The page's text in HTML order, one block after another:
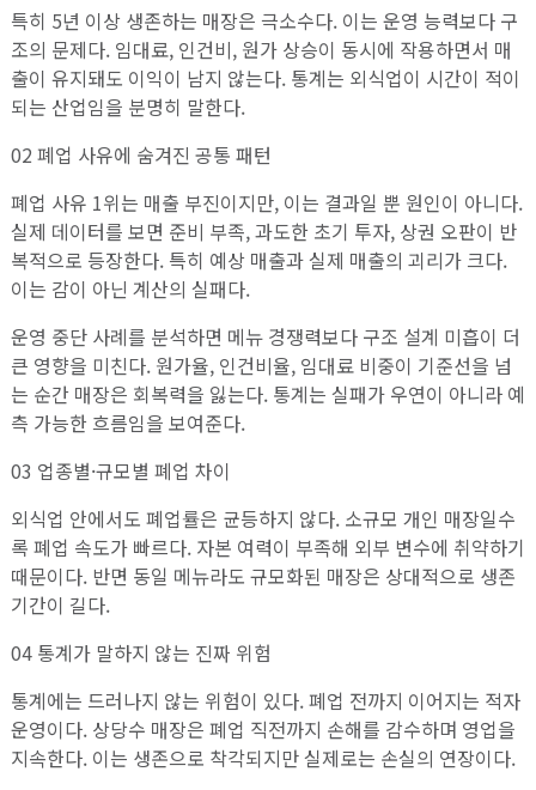
특히 5년 이상 생존하는 매장은 극소수다. 이는 운영 능력보다 구
조의 문제다. 임대료, 인건비, 원가 상승이 동시에 작용하면서 매
출이 유지돼도 이익이 남지 않는다. 통계는 외식업이 시간이 적이
되는 산업임을 분명히 말한다.
02 폐업 사유에 숨겨진 공통 패턴
폐업 사유 1위는 매출 부진이지만, 이는 결과일 뿐 원인이 아니다.
실제 데이터를 보면 준비 부족, 과도한 초기 투자, 상권 오판이 반
복적으로 등장한다. 특히 예상 매출과 실제 매출의 괴리가 크다.
이는 감이 아닌 계산의 실패다.
운영 중단 사례를 분석하면 메뉴 경쟁력보다 구조 설계 미흡이 더
큰 영향을 미친다. 원가율, 인건비율, 임대료 비중이 기준선을 넘
는 순간 매장은 회복력을 잃는다. 통계는 실패가 우연이 아니라 예
측 가능한 흐름임을 보여준다.
03 업종별·규모별 폐업 차이
외식업 안에서도 폐업률은 균등하지 않다. 소규모 개인 매장일수
록 폐업 속도가 빠르다. 자본 여력이 부족해 외부 변수에 취약하기
때문이다. 반면 동일 메뉴라도 규모화된 매장은 상대적으로 생존
기간이 길다.
04 통계가 말하지 않는 진짜 위험
통계에는 드러나지 않는 위험이 있다. 폐업 전까지 이어지는 적자
운영이다. 상당수 매장은 폐업 직전까지 손해를 감수하며 영업을
지속한다. 이는 생존으로 착각되지만 실제로는 손실의 연장이다.